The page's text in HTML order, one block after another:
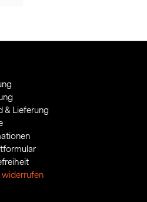
& Lieferung
widerrufen